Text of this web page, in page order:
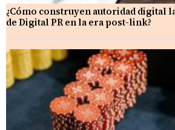
¿Cómo construyen autoridad digital
de Digital PR en la era post-link?